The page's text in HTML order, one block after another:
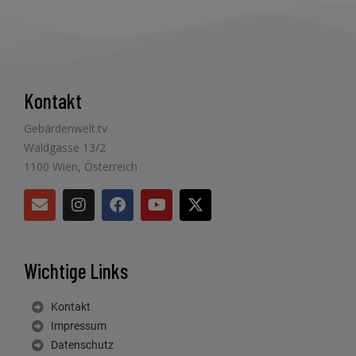
Kontakt
Gebärdenwelt.tv
Waldgasse 13/2
1100 Wien, Österreich
Wichtige Links
Kontakt
Impressum
Datenschutz